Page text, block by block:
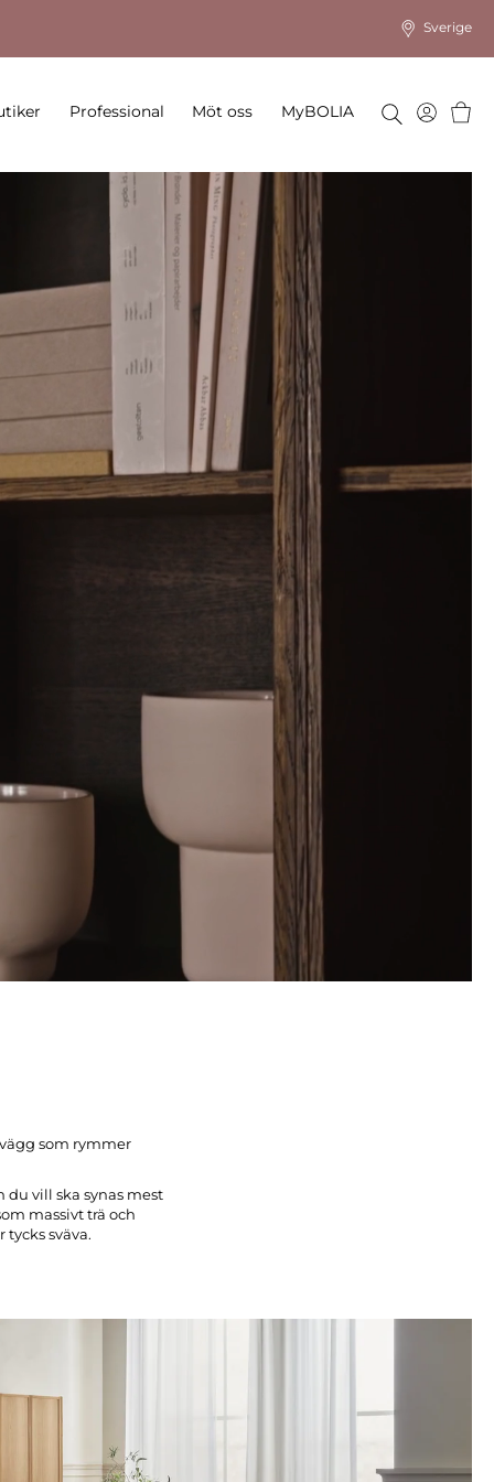
Sverige
Professional Möt oss MyBOLIA
som rymmer
vill ska synas mest
massivt trä och
sväva.